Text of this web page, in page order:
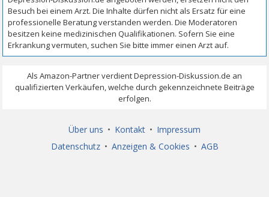
Über uns • Kontakt • Impressum
Datenschutz • Anzeigen & Cookies • AGB